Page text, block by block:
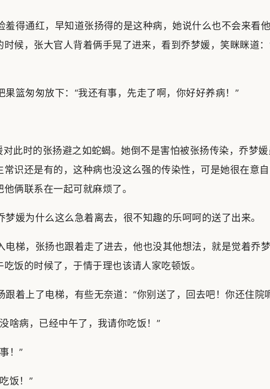
得通红，早知道张扬得的是这种病，她说什么也不会来看
候，张大官人背着俩手晃了进来，看到乔梦媛，笑眯眯道：
篮匆匆放下：“我还有事，先走了啊，你好好养病！”
此时的张扬避之如蛇蝎。她倒不是害怕被张扬传染，乔梦
常识还是有的，这种病也没这么强的传染性，可是她很在意
俩联系在一起可就麻烦了。
媛为什么这么急着离去，很不知趣的乐呵呵的送了出来。
梯，张扬也跟着走了进去，他也没其他想法，就是觉着乔
饭的时候了，于情于理也该请人家吃顿饭。
着上了电梯，有些无奈道：“你别送了，回去吧！你还住院
啥病，已经中午了，我请你吃饭！”
！”
饭！”